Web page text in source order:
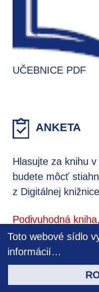
Toto webové sídlo
informácií…
UČEBNICE PDF
ANKETA
Hlasujte za knihu
budete môcť
z Digitálnej knižnice
Podivuhodná
Beatrix Zaťková
Podvedený